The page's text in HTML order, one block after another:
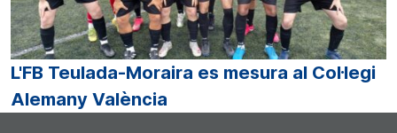
L'FB Teulada-Moraira es mesura al Col·legi
Alemany València